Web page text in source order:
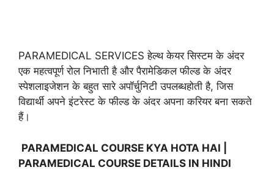
PARAMEDICAL SERVICES हेल्थ केयर सिस्टम के अंदर
एक महत्वपूर्ण रोल निभाती है और पैरामेडिकल फील्ड के अंदर
स्पेशलाइजेशन के बहुत सारे अपॉर्चुनिटी उपलब्धहोती है, जिस
विद्यार्थी अपने इंटरेस्ट के फील्ड के अंदर अपना करियर बना सकते
हैं।
PARAMEDICAL COURSE KYA HOTA HAI |
PARAMEDICAL COURSE DETAILS IN HINDI